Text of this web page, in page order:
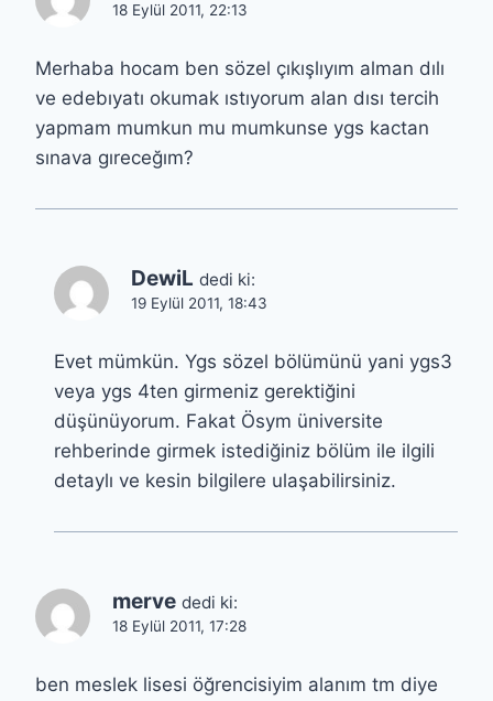
18 Eylül 2011, 22:13
Merhaba hocam ben sözel çıkışlıyım alman dılı
ve edebıyatı okumak ıstıyorum alan dısı tercih
yapmam mumkun mu mumkunse ygs kactan
sınava gıreceğım?
DewiL dedi ki:
19 Eylül 2011, 18:43
Evet mümkün. Ygs sözel bölümünü yani ygs3
veya ygs 4ten girmeniz gerektiğini
düşünüyorum. Fakat Ösym üniversite
rehberinde girmek istediğiniz bölüm ile ilgili
detaylı ve kesin bilgilere ulaşabilirsiniz.
merve dedi ki:
18 Eylül 2011, 17:28
ben meslek lisesi öğrencisiyim alanım tm diye